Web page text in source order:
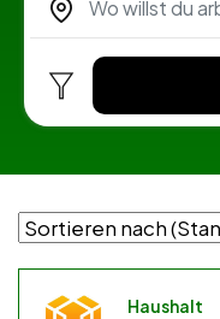
Haushalt